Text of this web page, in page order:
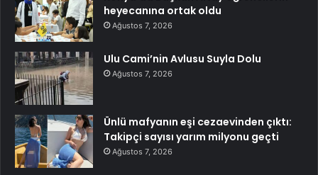
heyecanına ortak oldu
Ağustos 7, 2026
Ulu Cami’nin Avlusu Suyla Dolu
Ağustos 7, 2026
Ünlü mafyanın eşi cezaevinden çıktı:
Takipçi sayısı yarım milyonu geçti
Ağustos 7, 2026